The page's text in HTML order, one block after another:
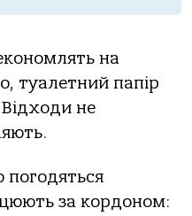
на
туалетний папір
не
за кордоном: